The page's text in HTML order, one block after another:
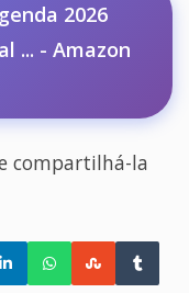
2026
... - Amazon
compartilhá-la